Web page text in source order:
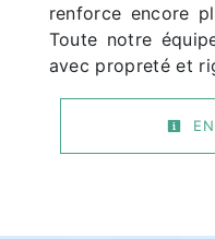
renforce encore
Toute notre
avec propreté et